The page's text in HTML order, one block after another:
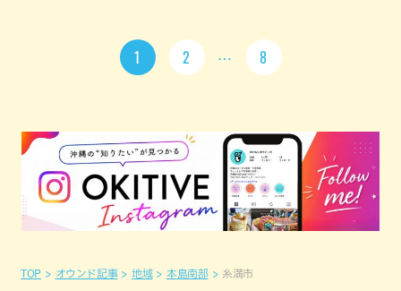
1 2 8
TOP オウンド記事 地域 本島南部 糸満市